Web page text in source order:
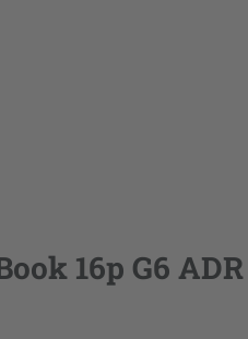
16p G6 ADR